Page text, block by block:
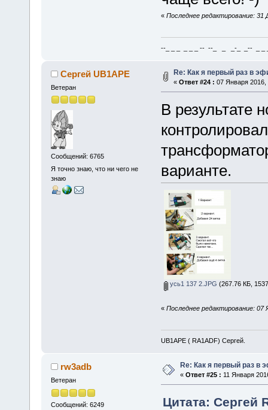
« Последнее редактирование: 31
--_ _ _ _ _ _ -- --_ _ _-_ _-- _ _
Сергей UB1APE
Ветеран
Сообщений: 6765
Я точно знаю, что ни чего не
знаю
Re: Как я первый раз в
« Ответ #24 : 07 Января 2016,
В результате
варианте.
усь1 137 2.JPG (267.76 КБ,
« Последнее редактирование: 07
UB1APE ( RA1ADF) Сергей.
rw3adb
Ветеран
Сообщений: 6249
Re: Как я первый раз
« Ответ #25 : 11 Января
Цитата: Сергей